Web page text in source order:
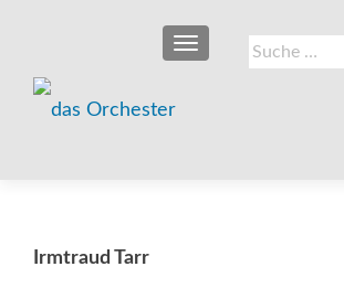
Suche
nach:
SCHALTE NAVIGATION
Irmtraud Tarr